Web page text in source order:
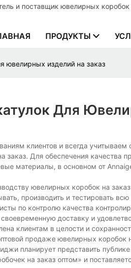
и поставщик ювелирных коробок
ПРОДУКТЫ
ювелирных изделий на заказ
Для
клиентов и всегда учитываем
заказ. Для обеспечения качества
материалы, в основном от
ювелирных коробок на
производить и тестировать
по контролю качества
доставку и
​​клиентам в целости и
продаже ювелирных коробок
планирует представить
на заказ оптом» и